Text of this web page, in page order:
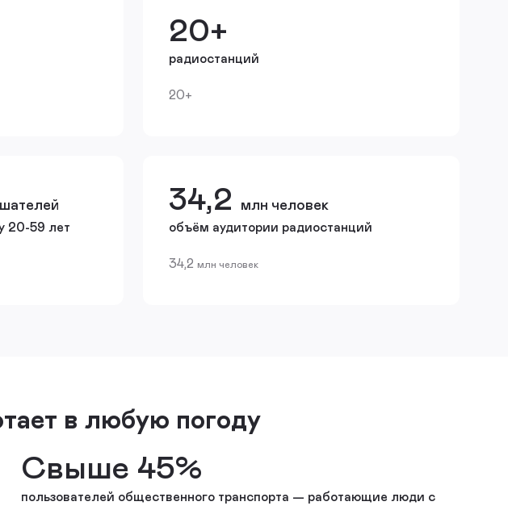
20+
радиостанций
20+
20-59 лет
34,2 млн человек
объём аудитории радиостанций
34,2 млн человек
в любую погоду
Свыше 45%
пользователей общественного транспорта — работающие люди с